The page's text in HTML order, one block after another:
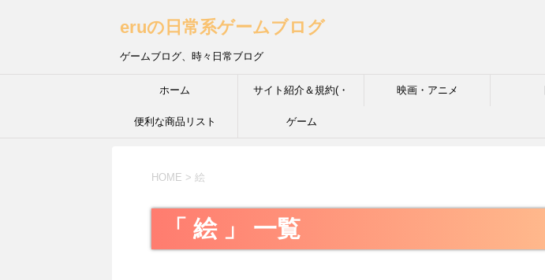
eruの日常系ゲームブログ
ゲームブログ、時々日常ブログ
ホーム サイト紹介＆規約(・
´з`・) ＩＮＦＰ的な性格
映画・アニメ
便利な商品リスト ゲーム
HOME > 絵
「 絵 」 一覧